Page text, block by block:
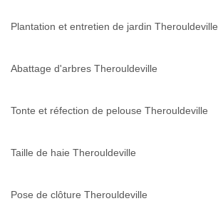
Plantation et entretien de jardin Therouldeville
Abattage d'arbres Therouldeville
Tonte et réfection de pelouse Therouldeville
Taille de haie Therouldeville
Pose de clôture Therouldeville